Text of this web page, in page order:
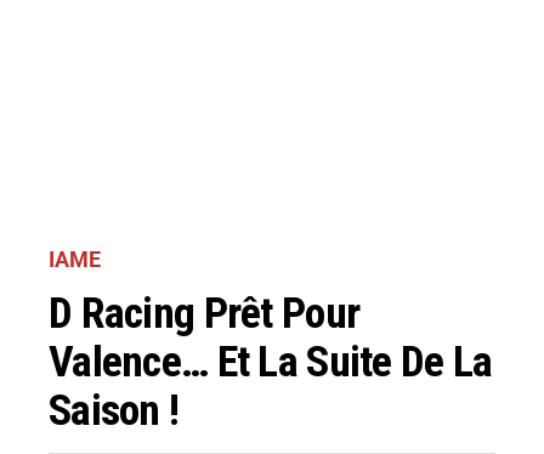
IAME
D Racing Prêt Pour
Valence… Et La Suite De La
Saison !